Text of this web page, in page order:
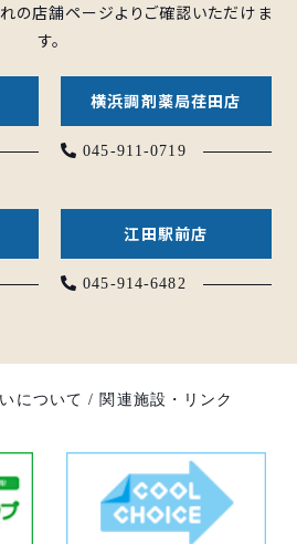
の店舗ページよりご確認いただけま
す。
横浜調剤薬局荏田店
045-911-0719
江田駅前店
045-914-6482
について / 関連施設・リンク